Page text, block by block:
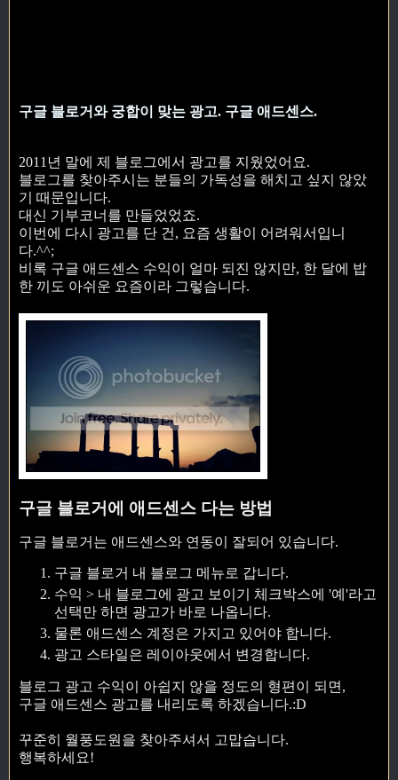
구글 블로거와 궁합이 맞는 광고. 구글 애드센스.
2011년 말에 제 블로그에서 광고를 지웠었어요.
블로그를 찾아주시는 분들의 가독성을 해치고 싶지 않았
기 때문입니다.
대신 기부코너를 만들었었죠.
이번에 다시 광고를 단 건, 요즘 생활이 어려워서입니
다.^^;
비록 구글 애드센스 수익이 얼마 되진 않지만, 한 달에 밥
한 끼도 아쉬운 요즘이라 그렇습니다.
구글 블로거에 애드센스 다는 방법
구글 블로거는 애드센스와 연동이 잘되어 있습니다.
구글 블로거 내 블로그 메뉴로 갑니다.
수익 > 내 블로그에 광고 보이기 체크박스에 '예'라고
선택만 하면 광고가 바로 나옵니다.
물론 애드센스 계정은 가지고 있어야 합니다.
광고 스타일은 레이아웃에서 변경합니다.
블로그 광고 수익이 아쉽지 않을 정도의 형편이 되면,
구글 애드센스 광고를 내리도록 하겠습니다.:D
꾸준히 월풍도원을 찾아주셔서 고맙습니다.
행복하세요!